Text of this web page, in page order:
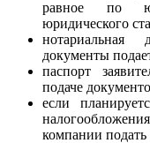
равное по
юридического
нотариальная
документы
паспорт
подаче
если
компании